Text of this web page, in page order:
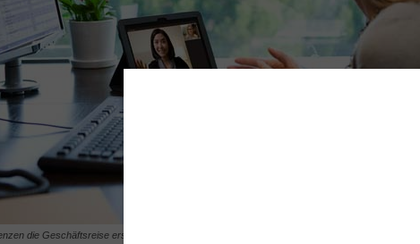
die Geschäftsreise ersetzen? Immer öfter nutzen Unternehmen Videokonferenzen, um